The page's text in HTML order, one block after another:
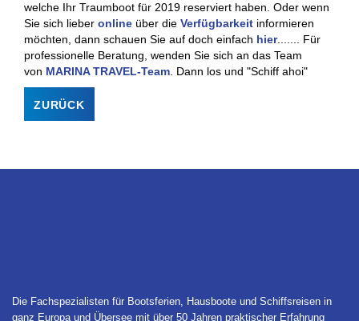
welche Ihr Traumboot für 2019 reserviert haben. Oder wenn
Sie sich lieber online über die Verfügbarkeit informieren
möchten, dann schauen Sie auf doch einfach hier....... Für
professionelle Beratung, wenden Sie sich an das Team
von MARINA TRAVEL-Team . Dann los und "Schiff ahoi"
ZURÜCK
Die Fachspezialisten für Bootsferien, Hausboote und Schiffsreisen in
ganz Europa und Übersee mit über 50 Jahren praktischer Erfahrung